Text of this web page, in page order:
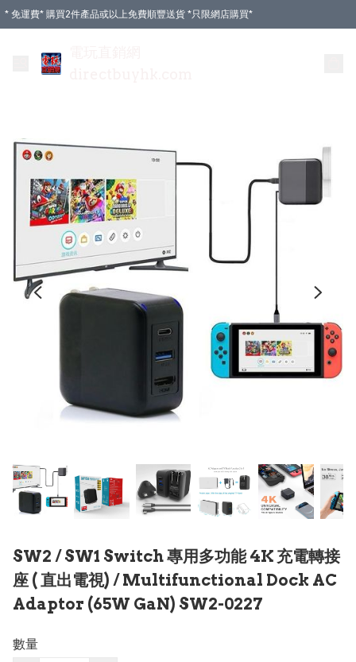
* 免運費* 購買2件產品或以上免費順豐送貨 *只限網店購買*
SW2 / SW1 Switch 專用多功能 4K 充電轉接
座 ( 直出電視) / Multifunctional Dock AC
Adaptor (65W GaN) SW2-0227
數量